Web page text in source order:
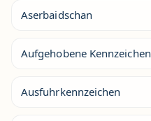
Aserbaidschan
Aufgehobene Kennzeichen
Ausfuhrkennzeichen